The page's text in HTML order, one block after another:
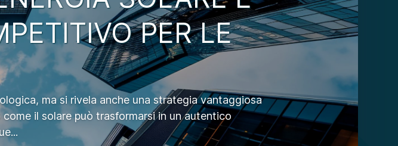
PER LE
ma si rivela anche una strategia vantaggiosa
il solare può trasformarsi in un autentico